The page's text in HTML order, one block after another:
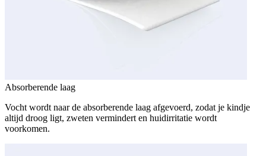
Absorberende laag
Vocht wordt naar de absorberende laag afgevoerd, zodat je kindje
altijd droog ligt, zweten vermindert en huidirritatie wordt
voorkomen.